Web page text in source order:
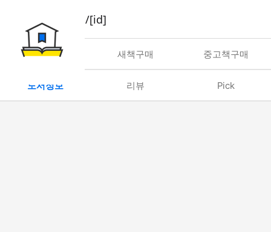
book/rent/[id]
대여 새책구매 중고책구매
도서정보 리뷰 Pick